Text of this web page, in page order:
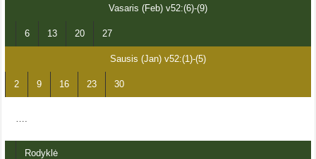
Vasaris (Feb) v52:(6)-(9)
6 13 20 27
Sausis (Jan) v52:(1)-(5)
2 9 16 23 30
Rodyklė